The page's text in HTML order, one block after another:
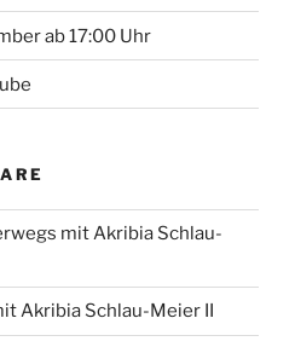
ab 17:00 Uhr
mit Akribia Schlau-
Akribia Schlau-Meier II